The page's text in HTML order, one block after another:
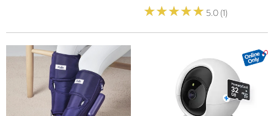
★★★★★
★★★★★ 5.0 (1)